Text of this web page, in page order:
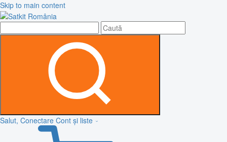
Skip to main content
Salut, Conectare Cont și liste